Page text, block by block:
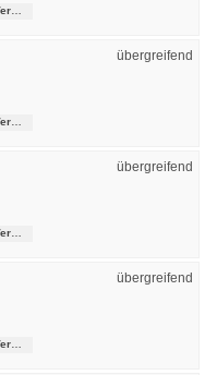
übergreifend
übergreifend
übergreifend